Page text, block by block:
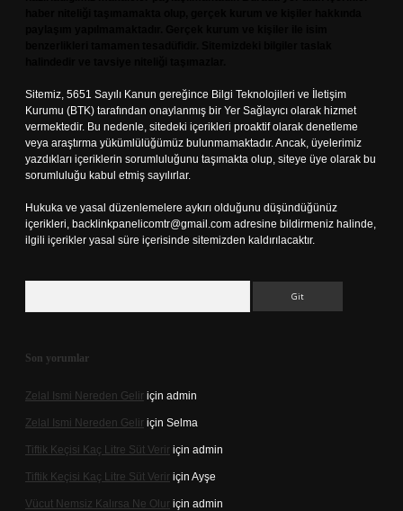
Sitemiz, 5651 Sayılı Kanun gereğince Bilgi Teknolojileri ve İletişim
Kurumu (BTK) tarafından onaylanmış bir Yer Sağlayıcı olarak hizmet
vermektedir. Bu nedenle, sitedeki içerikleri proaktif olarak denetleme
veya araştırma yükümlülüğümüz bulunmamaktadır. Ancak, üyelerimiz
yazdıkları içeriklerin sorumluluğunu taşımakta olup, siteye üye olarak bu
sorumluluğu kabul etmiş sayılırlar.
Hukuka ve yasal düzenlemelere aykırı olduğunu düşündüğünüz
içerikleri, backlinkpanelicomtr@gmail.com adresine bildirmeniz halinde,
ilgili içerikler yasal süre içerisinde sitemizden kaldırılacaktır.
Son yorumlar
Zelal Ismi Nereden Gelir için admin
Zelal Ismi Nereden Gelir için Selma
Tiftik Keçisi Kaç Litre Süt Verir için admin
Tiftik Keçisi Kaç Litre Süt Verir için Ayşe
Vücut Nemsiz Kalırsa Ne Olur için admin